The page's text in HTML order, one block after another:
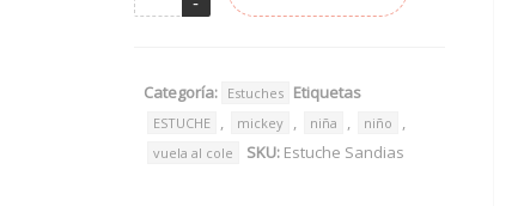
Categoría: Estuches Etiquetas
ESTUCHE , mickey , niña , niño ,
vuela al cole SKU: Estuche Sandias